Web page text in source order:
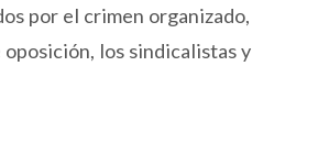
por el crimen organizado,
los sindicalistas y